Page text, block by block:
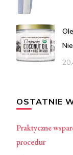
OSTATNIE
Praktyczne
procedur